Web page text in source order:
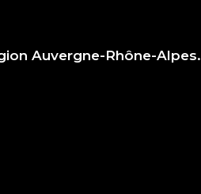
Auvergne-Rhône-Alpes.